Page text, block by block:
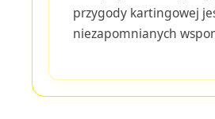
przygody kartingowej
niezapomnianych